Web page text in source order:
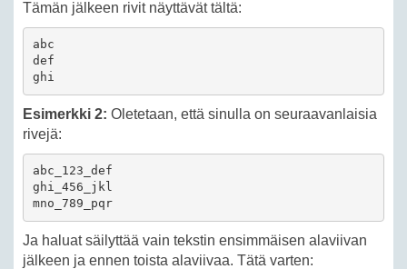
Tämän jälkeen rivit näyttävät tältä:
abc
def
ghi
Esimerkki 2: Oletetaan, että sinulla on seuraavanlaisia
rivejä:
abc_123_def
ghi_456_jkl
mno_789_pqr
Ja haluat säilyttää vain tekstin ensimmäisen alaviivan
jälkeen ja ennen toista alaviivaa. Tätä varten: